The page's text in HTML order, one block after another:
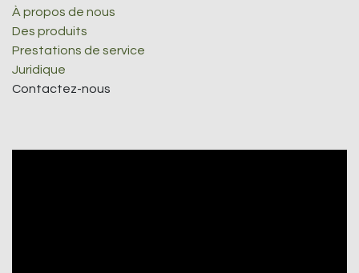
À propos de nous
Des produits
Prestations de service
Juridique
Contactez-nous